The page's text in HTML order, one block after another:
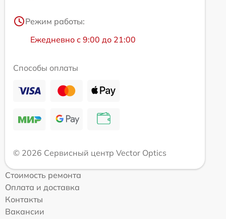
Режим работы:
Ежедневно с 9:00 до 21:00
Способы оплаты
© 2026 Сервисный центр Vector Optics
Стоимость ремонта
Оплата и доставка
Контакты
Вакансии